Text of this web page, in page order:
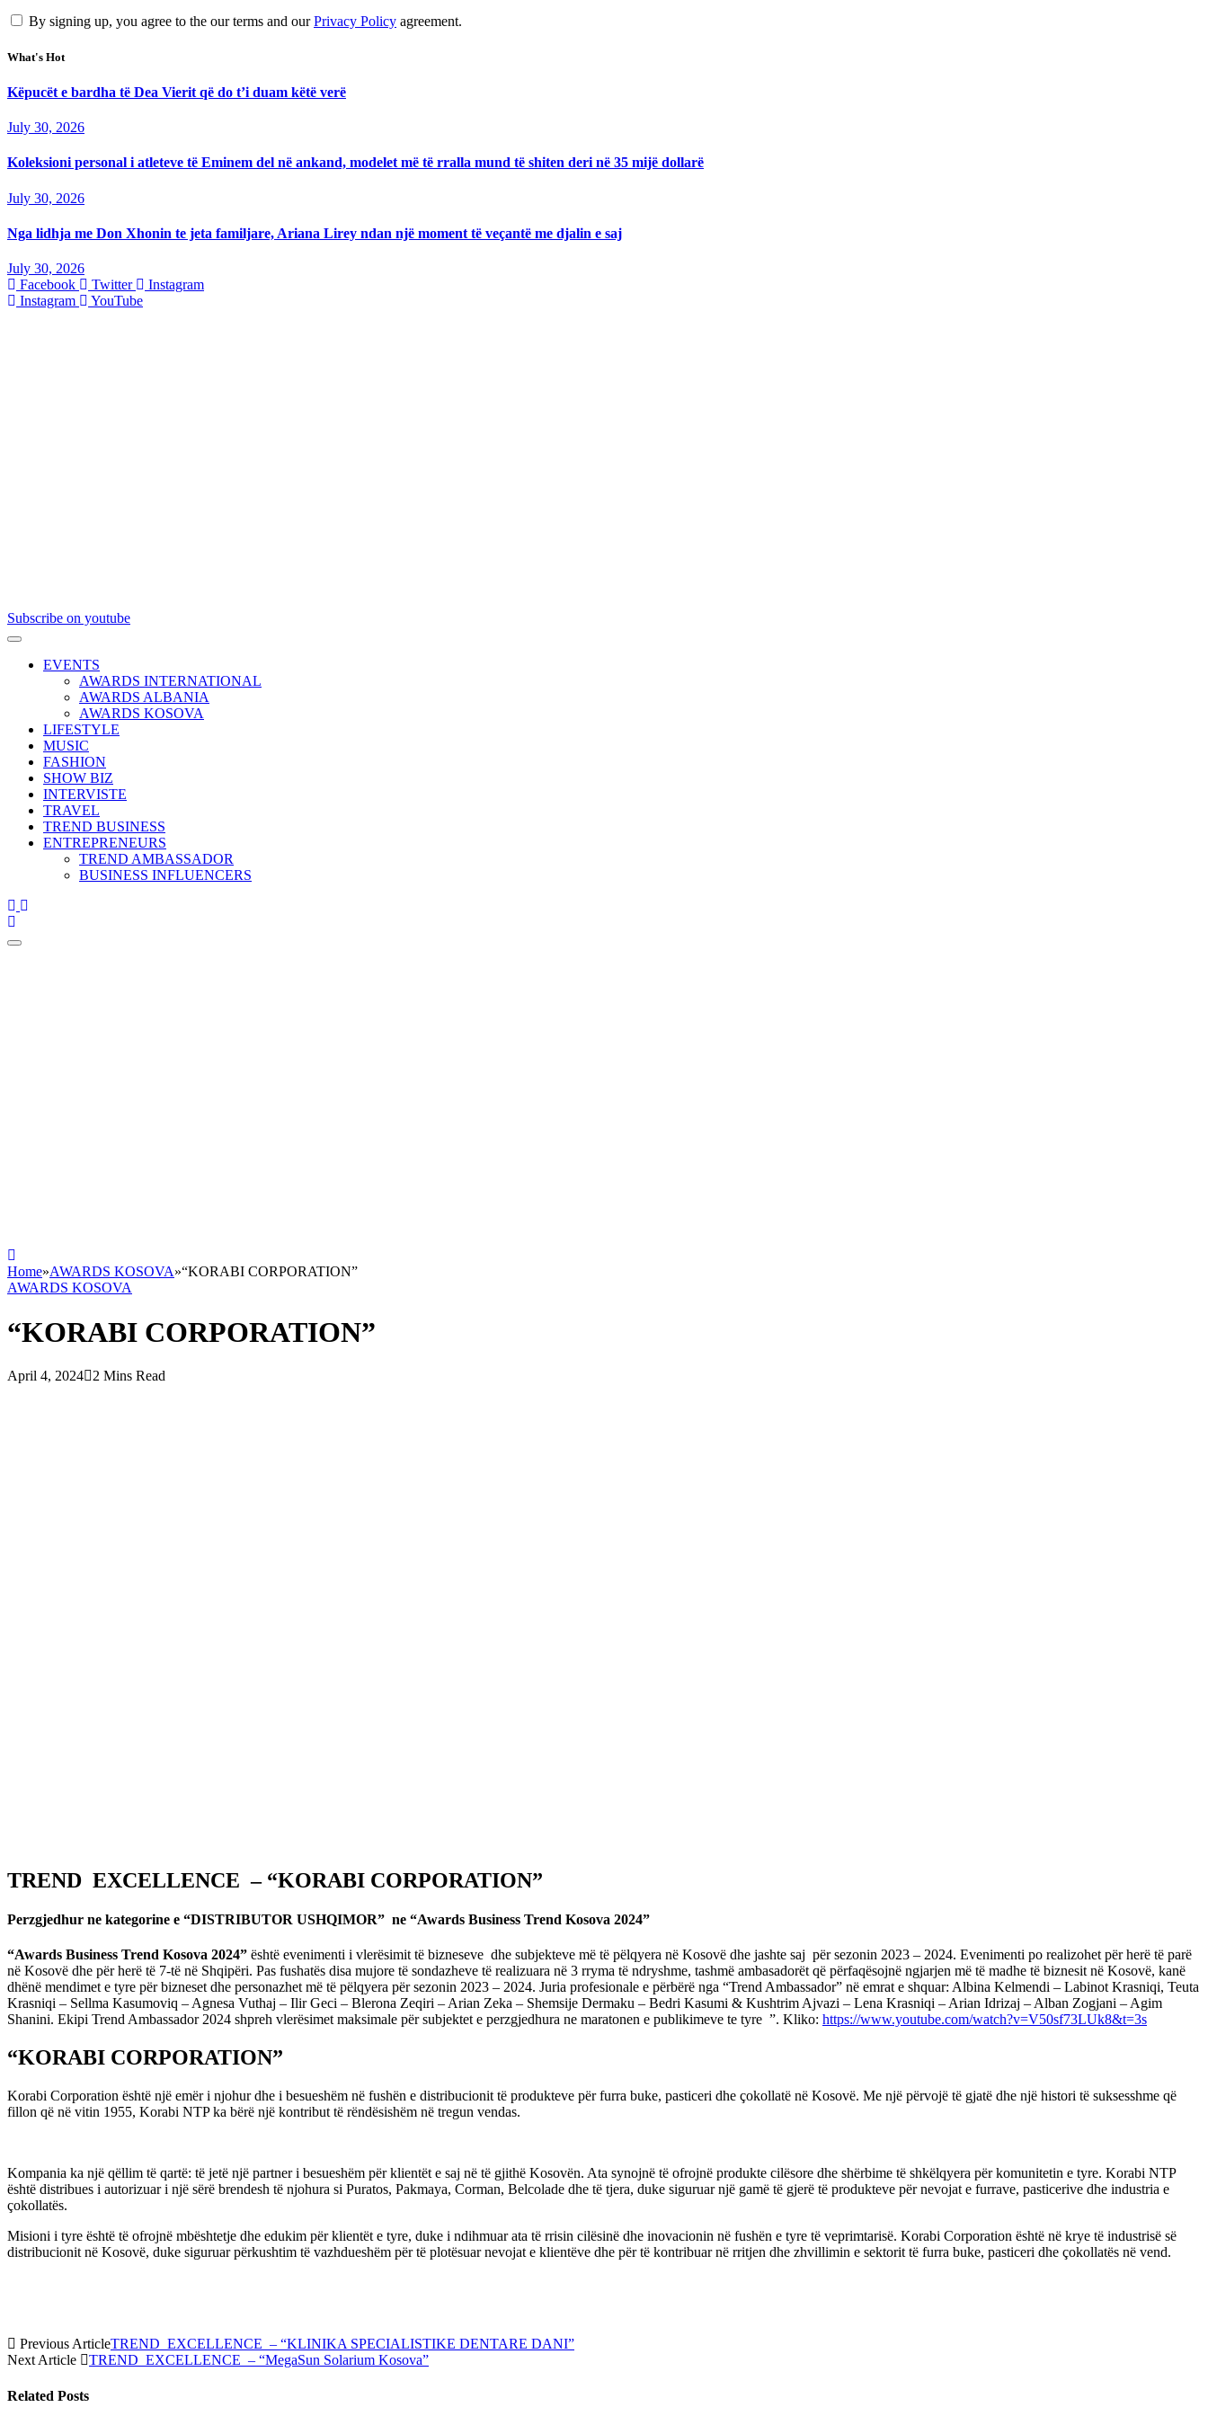
By signing up, you agree to the our terms and ourPrivacy Policy agreement.
What's Hot
Këpucët e bardha të Dea Vierit që do t’i duam këtë verë
July 30, 2026
Koleksioni personal i atleteve të Eminem del në ankand, modelet më të rralla mund të shiten deri në 35 mijë dollarë
July 30, 2026
Nga lidhja me Don Xhonin te jeta familjare, Ariana Lirey ndan një moment të veçantë me djalin e saj
July 30, 2026
Facebook
Twitter
Instagram
Instagram
YouTube
Subscribe on youtube
EVENTS
AWARDS INTERNATIONAL
AWARDS ALBANIA
AWARDS KOSOVA
LIFESTYLE
MUSIC
FASHION
SHOW BIZ
INTERVISTE
TRAVEL
TREND BUSINESS
ENTREPRENEURS
TREND AMBASSADOR
BUSINESS INFLUENCERS
Home»AWARDS KOSOVA»“KORABI CORPORATION”
AWARDS KOSOVA
“KORABI CORPORATION”
April 4, 2024 2 Mins Read
TREND EXCELLENCE – “KORABI CORPORATION”
Perzgjedhur ne kategorine e “DISTRIBUTOR USHQIMOR” ne “Awards Business Trend Kosova 2024”
“Awards Business Trend Kosova 2024” është evenimenti i vlerësimit të bizneseve dhe subjekteve më të pëlqyera në Kosovë dhe jashte saj për sezonin 2023 – 2024. Evenimenti po realizohet për herë të parë
në Kosovë dhe për herë të 7-të në Shqipëri. Pas fushatës disa mujore të sondazheve të realizuara në 3 rryma të ndryshme, tashmë ambasadorët që përfaqësojnë ngjarjen më të madhe të biznesit në Kosovë, kanë
dhënë mendimet e tyre për bizneset dhe personazhet më të pëlqyera për sezonin 2023 – 2024. Juria profesionale e përbërë nga “Trend Ambassador” në emrat e shquar: Albina Kelmendi – Labinot Krasniqi, Teuta
Krasniqi – Sellma Kasumoviq – Agnesa Vuthaj – Ilir Geci – Blerona Zeqiri – Arian Zeka – Shemsije Dermaku – Bedri Kasumi & Kushtrim Ajvazi – Lena Krasniqi – Arian Idrizaj – Alban Zogjani – Agim
Shanini. Ekipi Trend Ambassador 2024 shpreh vlerësimet maksimale për subjektet e perzgjedhura ne maratonen e publikimeve te tyre ”. Kliko: https://www.youtube.com/watch?v=V50sf73LUk8&t=3s
“KORABI CORPORATION”
Korabi Corporation është një emër i njohur dhe i besueshëm në fushën e distribucionit të produkteve për furra buke, pasticeri dhe çokollatë në Kosovë. Me një përvojë të gjatë dhe një histori të suksesshme që
fillon që në vitin 1955, Korabi NTP ka bërë një kontribut të rëndësishëm në tregun vendas.
Kompania ka një qëllim të qartë: të jetë një partner i besueshëm për klientët e saj në të gjithë Kosovën. Ata synojnë të ofrojnë produkte cilësore dhe shërbime të shkëlqyera për komunitetin e tyre. Korabi NTP
është distribues i autorizuar i një sërë brendesh të njohura si Puratos, Pakmaya, Corman, Belcolade dhe të tjera, duke siguruar një gamë të gjerë të produkteve për nevojat e furrave, pasticerive dhe industria e
çokollatës.
Misioni i tyre është të ofrojnë mbështetje dhe edukim për klientët e tyre, duke i ndihmuar ata të rrisin cilësinë dhe inovacionin në fushën e tyre të veprimtarisë. Korabi Corporation është në krye të industrisë së
distribucionit në Kosovë, duke siguruar përkushtim të vazhdueshëm për të plotësuar nevojat e klientëve dhe për të kontribuar në rritjen dhe zhvillimin e sektorit të furra buke, pasticeri dhe çokollatës në vend.
Previous ArticleTREND EXCELLENCE – “KLINIKA SPECIALISTIKE DENTARE DANI”
Next Article
TREND EXCELLENCE – “MegaSun Solarium Kosova”
Related Posts